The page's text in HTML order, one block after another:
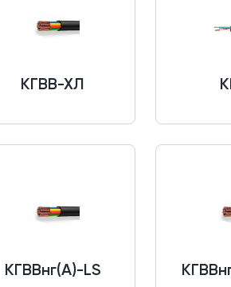
КГВВ-ХЛ
КГВВнг(A)-LS